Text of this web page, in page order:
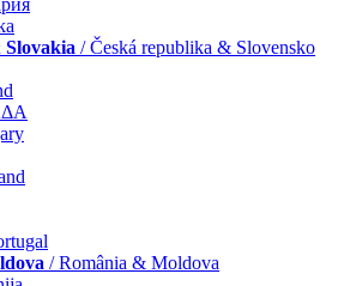
Slovakia / Česká republika & Slovensko
/ România & Moldova